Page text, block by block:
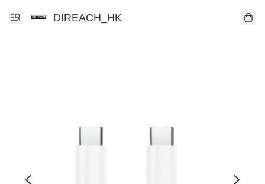
DIREACH_HK